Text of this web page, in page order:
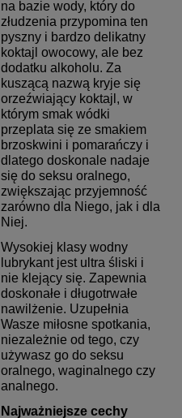
na bazie wody, który do
złudzenia przypomina ten
pyszny i bardzo delikatny
koktajl owocowy, ale bez
dodatku alkoholu. Za
kuszącą nazwą kryje się
orzeźwiający koktajl, w
którym smak wódki
przeplata się ze smakiem
brzoskwini i pomarańczy i
dlatego doskonale nadaje
się do seksu oralnego,
zwiększając przyjemność
zarówno dla Niego, jak i dla
Niej.
Wysokiej klasy wodny
lubrykant jest ultra śliski i
nie klejący się. Zapewnia
doskonałe i długotrwałe
nawilżenie. Uzupełnia
Wasze miłosne spotkania,
niezależnie od tego, czy
używasz go do seksu
oralnego, waginalnego czy
analnego.
Najważniejsze cechy